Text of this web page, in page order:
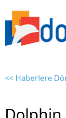
<< Haberlere